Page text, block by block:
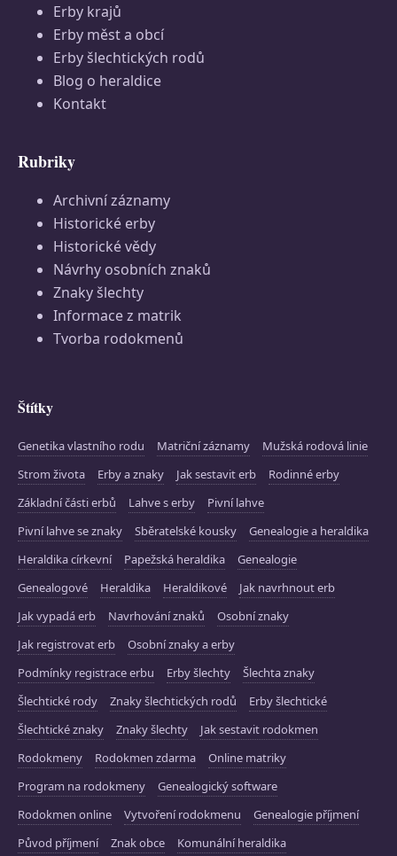
Erby krajů
Erby měst a obcí
Erby šlechtických rodů
Blog o heraldice
Kontakt
Rubriky
Archivní záznamy
Historické erby
Historické vědy
Návrhy osobních znaků
Znaky šlechty
Informace z matrik
Tvorba rodokmenů
Štítky
Genetika vlastního rodu Matriční záznamy
Mužská rodová linie
Strom života
Erby a znaky Jak sestavit erb
Rodinné erby
Základní části erbů
Lahve s erby
Pivní lahve
Pivní lahve se znaky
Sběratelské kousky
Genealogie a heraldika
Heraldika církevní
Papežská heraldika
Genealogie
Genealogové
Heraldika Heraldikové
Jak navrhnout erb
Jak vypadá erb
Navrhování znaků
Osobní znaky
Jak registrovat erb
Osobní znaky a erby
Podmínky registrace erbu
Erby šlechty
Šlechta znaky
Šlechtické rody
Znaky šlechtických rodů
Erby šlechtické
Šlechtické znaky
Znaky šlechty
Jak sestavit rodokmen
Rodokmeny
Rodokmen zdarma
Online matriky
Program na rodokmeny
Genealogický software
Rodokmen online
Vytvoření rodokmenu
Genealogie příjmení
Původ příjmení
Znak obce Komunální heraldika